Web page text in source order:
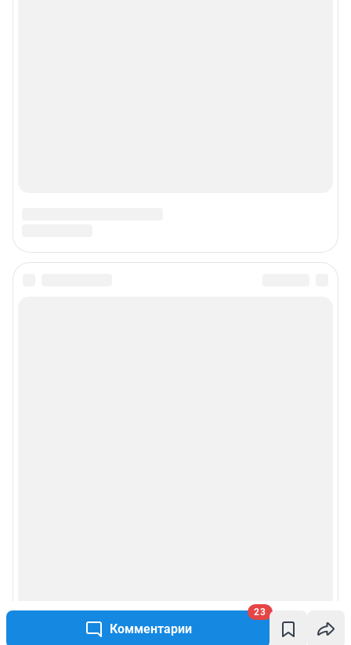
Комментарии
23